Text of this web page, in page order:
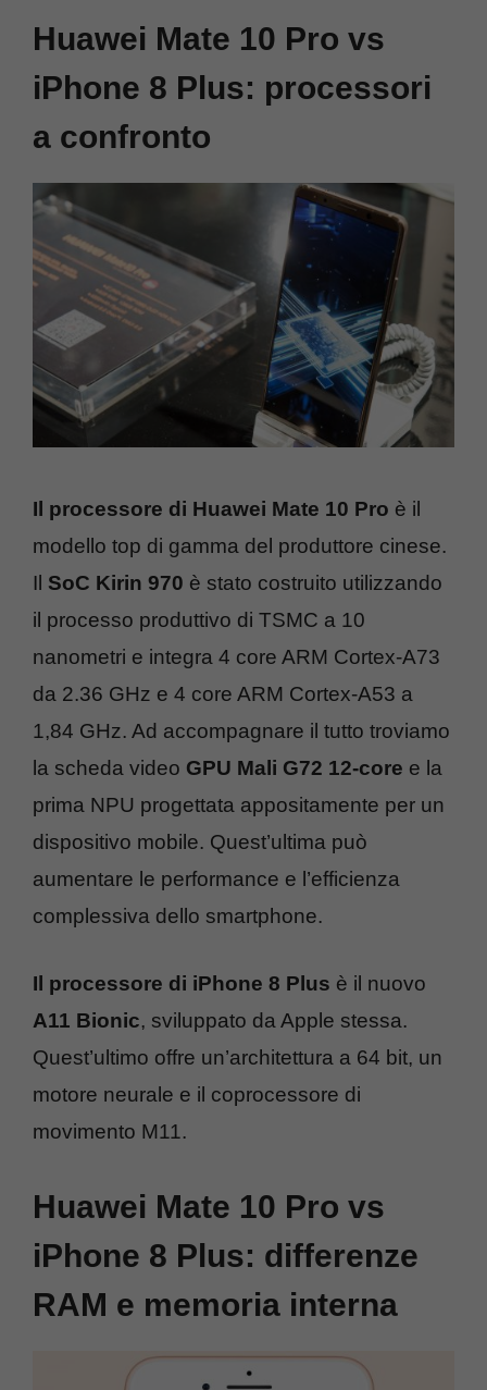
Huawei Mate 10 Pro vs
iPhone 8 Plus: processori
a confronto
Il processore di Huawei Mate 10 Pro è il
modello top di gamma del produttore cinese.
Il SoC Kirin 970 è stato costruito utilizzando
il processo produttivo di TSMC a 10
nanometri e integra 4 core ARM Cortex-A73
da 2.36 GHz e 4 core ARM Cortex-A53 a
1,84 GHz. Ad accompagnare il tutto troviamo
la scheda video GPU Mali G72 12-core e la
prima NPU progettata appositamente per un
dispositivo mobile. Quest’ultima può
aumentare le performance e l’efficienza
complessiva dello smartphone.
Il processore di iPhone 8 Plus è il nuovo
A11 Bionic, sviluppato da Apple stessa.
Quest’ultimo offre un’architettura a 64 bit, un
motore neurale e il coprocessore di
movimento M11.
Huawei Mate 10 Pro vs
iPhone 8 Plus: differenze
RAM e memoria interna